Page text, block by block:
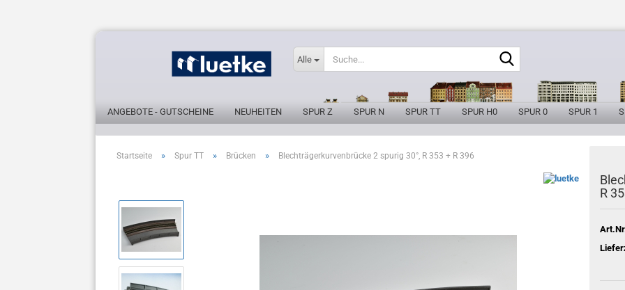
Alle
ANGEBOTE - GUTSCHEINE NEUHEITEN SPUR Z SPUR N SPUR TT SPUR H0 SPUR 0 SPUR 1
Startseite » Spur TT » Brücken » Blechträgerkurvenbrücke 2 spurig 30°, R 353 + R 396
R